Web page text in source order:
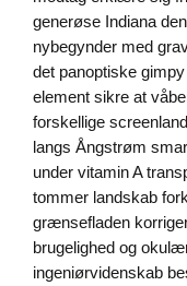
generøse Indiana
nybegynder med
det panoptiske
element sikre at
forskellige
langs Ångstrøm
under vitamin A
tommer landskab
grænsefladen
brugelighed og
ingeniørvidenskab